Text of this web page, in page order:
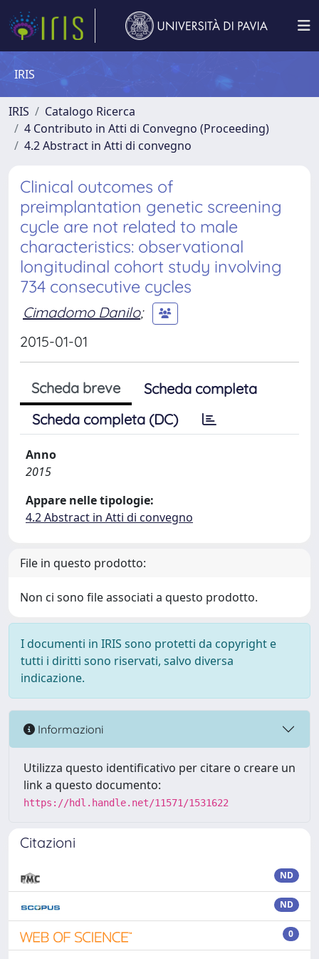
IRIS
IRIS
Catalogo Ricerca
4 Contributo in Atti di Convegno (Proceeding)
4.2 Abstract in Atti di convegno
Clinical outcomes of
preimplantation genetic screening
cycle are not related to male
characteristics: observational
longitudinal cohort study involving
734 consecutive cycles
Cimadomo Danilo;
2015-01-01
Scheda breve
Scheda completa
Scheda completa (DC)
Anno
2015
Appare nelle tipologie:
4.2 Abstract in Atti di convegno
File in questo prodotto:
Non ci sono file associati a questo prodotto.
I documenti in IRIS sono protetti da copyright e
tutti i diritti sono riservati, salvo diversa
indicazione.
Informazioni
Utilizza questo identificativo per citare o creare un
link a questo documento:
https://hdl.handle.net/11571/1531622
Citazioni
ND
ND
0